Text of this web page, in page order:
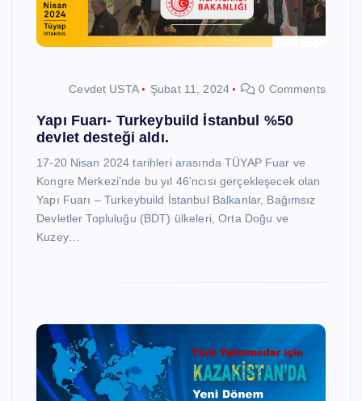
Cevdet USTA Şubat 11, 2024 0 Comments
Yapı Fuarı- Turkeybuild İstanbul %50
devlet desteği aldı.
17-20 Nisan 2024 tarihleri arasında TÜYAP Fuar ve
Kongre Merkezi’nde bu yıl 46’ncısı gerçekleşecek olan
Yapı Fuarı – Turkeybuild İstanbul Balkanlar, Bağımsız
Devletler Topluluğu (BDT) ülkeleri, Orta Doğu ve
Kuzey…